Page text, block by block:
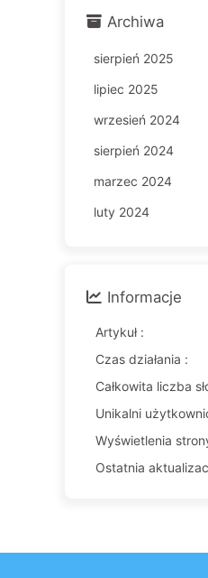
Archiwa
sierpień 2025
lipiec 2025
wrzesień 2024
sierpień 2024
marzec 2024
luty 2024
Informacje
Artykuł :
Czas działania :
Całkowita liczba
Unikalni
Wyświetlenia
Ostatnia